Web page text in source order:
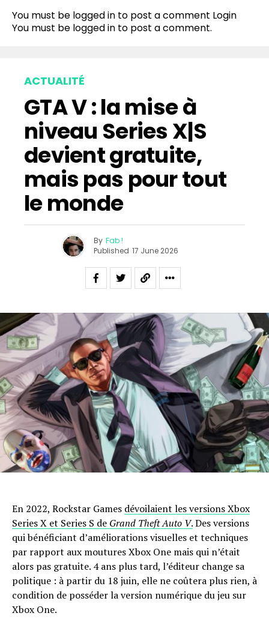
You must be logged in to post a comment Login
You must be logged in to post a comment.
ACTUALITÉ
GTA V : la mise à
niveau Series X|S
devient gratuite,
mais pas pour tout
le monde
By Fab !
Published 17 June 2026
En 2022, Rockstar Games dévoilaient les versions Xbox
Series X et Series S de Grand Theft Auto V.Des versions
qui bénéficiant d’améliorations visuelles et techniques
par rapport aux moutures Xbox One mais qui n’était
alors pas gratuite. 4 ans plus tard, l’éditeur change sa
politique : à partir du 18 juin, elle ne coûtera plus rien, à
condition de posséder la version numérique du jeu sur
Xbox One.